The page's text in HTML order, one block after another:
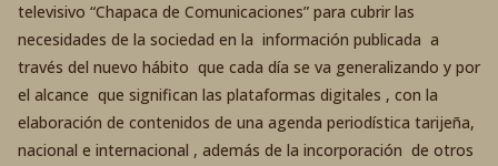
televisivo “Chapaca de Comunicaciones” para cubrir las
necesidades de la sociedad en la información publicada a
través del nuevo hábito que cada día se va generalizando y por
el alcance que significan las plataformas digitales , con la
elaboración de contenidos de una agenda periodística tarijeña,
nacional e internacional , además de la incorporación de otros